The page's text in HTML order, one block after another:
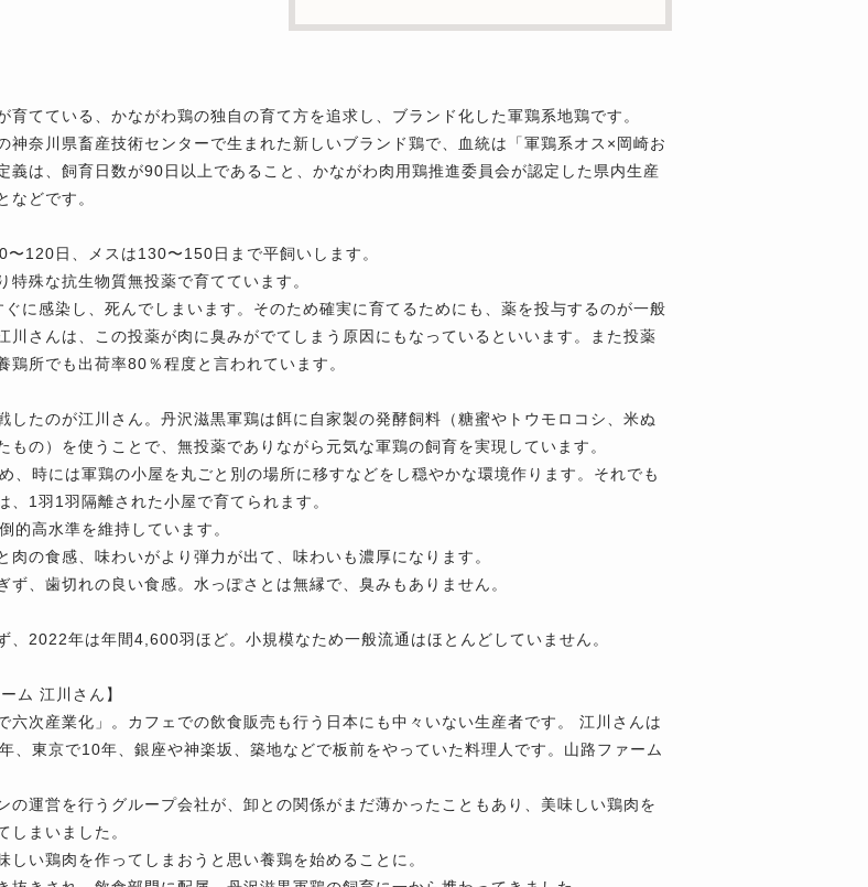
育てている、かながわ鶏の独自の育て方を追求し、ブランド化した軍鶏系地鶏です。
神奈川県畜産技術センターで生まれた新しいブランド鶏で、血統は「軍鶏系オス×岡崎お
義は、飼育日数が90日以上であること、かながわ肉用鶏推進委員会が認定した県内生産
などです。
120日、メスは130〜150日まで平飼いします。
特殊な抗生物質無投薬で育てています。
に感染し、死んでしまいます。そのため確実に育てるためにも、薬を投与するのが一般
川さんは、この投薬が肉に臭みがでてしまう原因にもなっているといいます。また投薬
鶏所でも出荷率80％程度と言われています。
したのが江川さん。丹沢滋黒軍鶏は餌に自家製の発酵飼料（糖蜜やトウモロコシ、米ぬ
もの）を使うことで、無投薬でありながら元気な軍鶏の飼育を実現しています。
、時には軍鶏の小屋を丸ごと別の場所に移すなどをし穏やかな環境作ります。それでも
、1羽1羽隔離された小屋で育てられます。
的高水準を維持しています。
肉の食感、味わいがより弾力が出て、味わいも濃厚になります。
ず、歯切れの良い食感。水っぽさとは無縁で、臭みもありません。
、2022年は年間4,600羽ほど。小規模なため一般流通はほとんどしていません。
ム 江川さん】
六次産業化」。カフェでの飲食販売も行う日本にも中々いない生産者です。 江川さんは
、東京で10年、銀座や神楽坂、築地などで板前をやっていた料理人です。山路ファーム
の運営を行うグループ会社が、卸との関係がまだ薄かったこともあり、美味しい鶏肉を
しまいました。
しい鶏肉を作ってしまおうと思い養鶏を始めることに。